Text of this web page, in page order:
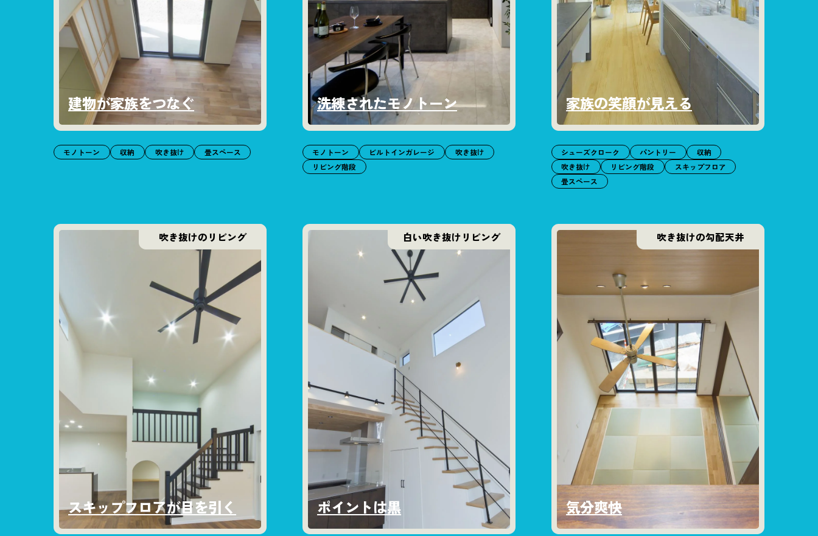
建物が家族をつなぐ
モノトーン 収納 吹き抜け 畳スペース
洗練されたモノトーン
モノトーン ビルトインガレージ
吹き抜け
リビング階段
家族の笑顔が見える
シューズクローク パントリー
収納
吹き抜け
リビング階段
スキップフロア
畳スペース
吹き抜けのリビング
スキップフロアが目を引く
白い吹き抜けリビング
ポイントは黒
吹き抜けの勾配天井
気分爽快